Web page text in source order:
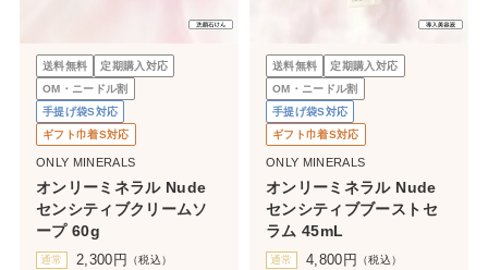
送料無料
定期購入対応
OM・ニードル割
手提げ袋S対応
ギフト巾着S対応
ONLY MINERALS
オンリーミネラル Nude
センシティブクリームソ
ープ 60g
通常 2,300 円 （税込）
送料無料
定期購入対応
OM・ニードル割
手提げ袋S対応
ギフト巾着S対応
ONLY MINERALS
オンリーミネラル Nude
センシティブブーストセ
ラム 45mL
通常 4,800 円 （税込）